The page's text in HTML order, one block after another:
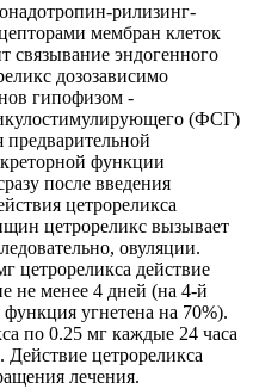
рилизинг-
мембран клеток
связывание эндогенного
дозозависимо
гипофизом -
(ФСГ)
предварительной
функции
после введения
цетрореликса
цетрореликс вызывает
овуляции.
цетрореликса действие
не менее 4 дней (на 4-й
функция угнетена на 70%).
по 0.25 мг каждые 24 часа
цетрореликса
лечения.